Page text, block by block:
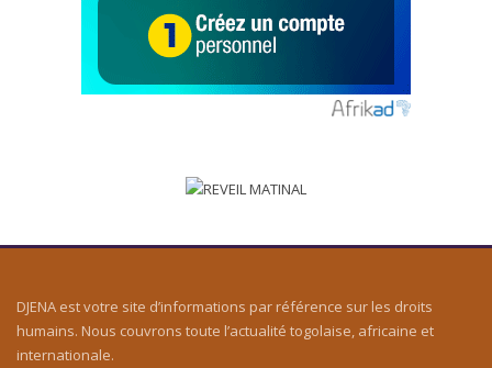
DJENA est votre site d’informations par référence sur les droits
humains. Nous couvrons toute l’actualité togolaise, africaine et
internationale.